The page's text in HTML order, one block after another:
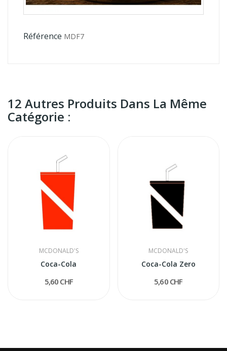
Référence MDF7
12 Autres Produits Dans La Même
Catégorie :
MCDONALD'S
Coca-Cola
5,60 CHF
MCDONALD'S
Coca-Cola Zero
5,60 CHF